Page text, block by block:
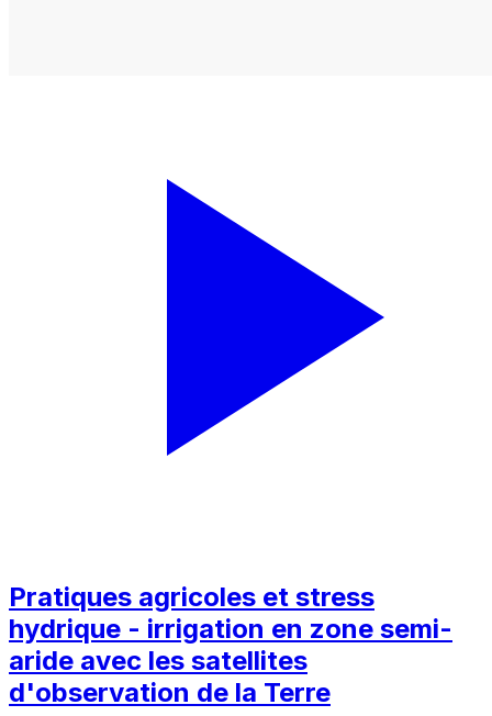
Pratiques agricoles et stress
hydrique - irrigation en zone semi-
aride avec les satellites
d'observation de la Terre